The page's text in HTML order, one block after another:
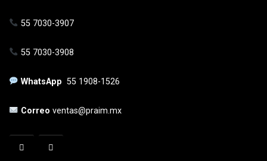
55 7030-3907
55 7030-3908
WhatsApp55 1908-1526
Correoventas@praim.mx